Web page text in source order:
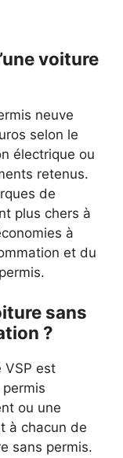
voiture
neuve
selon le
électrique ou
retenus.
de
plus chers à
à
et du
sans
?
VSP est
ou une
à chacun de
sans permis.